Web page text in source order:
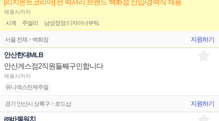
[리치몬트코리아] 전 럭셔리 브랜드 백화점 신입/경력직 채용
채용시까지
시계 주얼리 남성정장.디자이너부틱.
서울 전체 > 백화점 지원하기
안산한대MLB
안산게스점2직원둘째구인합니다
채용시까지
유니섹스진캐주얼
경기 안산시 상록구 > 로드샵 지원하기
㈜바젤워치